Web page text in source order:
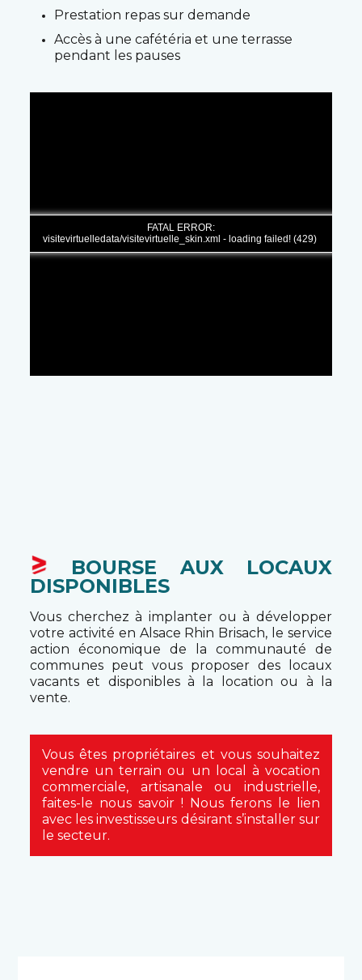
Prestation repas sur demande
Accès à une cafétéria et une terrasse
pendant les pauses
BOURSE AUX LOCAUX
DISPONIBLES
Vous cherchez à implanter ou à développer
votre activité en Alsace Rhin Brisach, le service
action économique de la communauté de
communes peut vous proposer des locaux
vacants et disponibles à la location ou à la
vente.
Vous êtes propriétaires et vous souhaitez
vendre un terrain ou un local à vocation
commerciale, artisanale ou industrielle,
faites-le nous savoir ! Nous ferons le lien
avec les investisseurs désirant s’installer sur
le secteur.